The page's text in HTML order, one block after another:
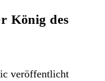
König des
veröffentlicht